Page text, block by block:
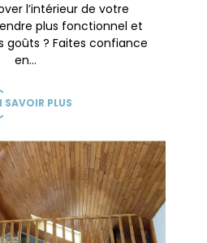
l’intérieur de votre
plus fonctionnel et
goûts ? Faites confiance
en…
SAVOIR PLUS